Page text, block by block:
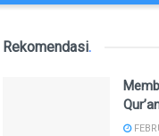
Rekomendasi.